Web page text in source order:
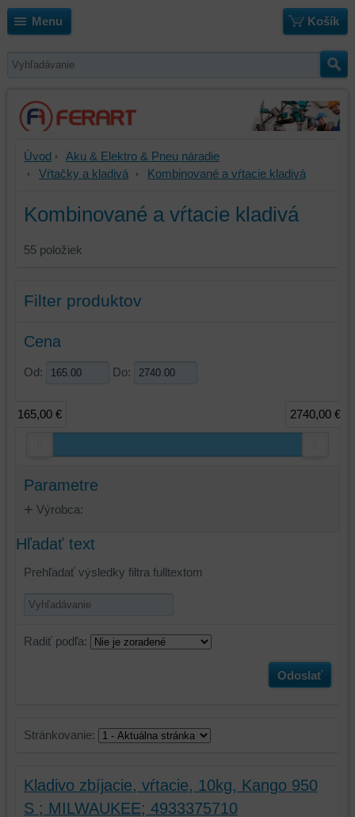
Menu Košík
Úvod
Aku & Elektro & Pneu náradie
Vŕtačky a kladivá
Kombinované a vŕtacie kladivá
Kombinované a vŕtacie kladivá
55 položiek
Filter produktov
Cena
Od: Do:
165,00 € 2740,00 €
Parametre
Výrobca:
Hľadať text
Prehľadať výsledky filtra fulltextom
Radiť podľa:
Odoslať
Stránkovanie:
Kladivo zbíjacie, vŕtacie, 10kg, Kango 950
S ; MILWAUKEE; 4933375710